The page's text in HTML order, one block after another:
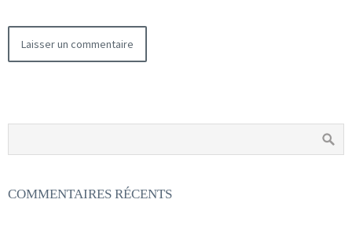
COMMENTAIRES RÉCENTS